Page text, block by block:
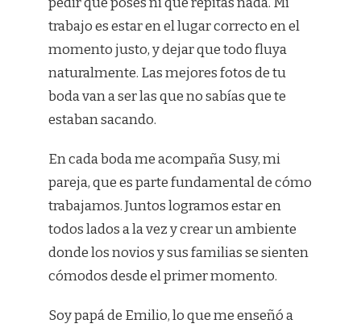
trabajo es estar en el lugar correcto en el
momento justo, y dejar que todo fluya
naturalmente. Las mejores fotos de tu
boda van a ser las que no sabías que te
estaban sacando.
En cada boda me acompaña Susy, mi
pareja, que es parte fundamental de cómo
trabajamos. Juntos logramos estar en
todos lados a la vez y crear un ambiente
donde los novios y sus familias se sienten
cómodos desde el primer momento.
Soy papá de Emilio, lo que me enseñó a